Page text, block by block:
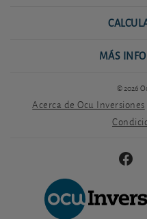
MÁS
© 2026
Acerca de Ocu Inversiones